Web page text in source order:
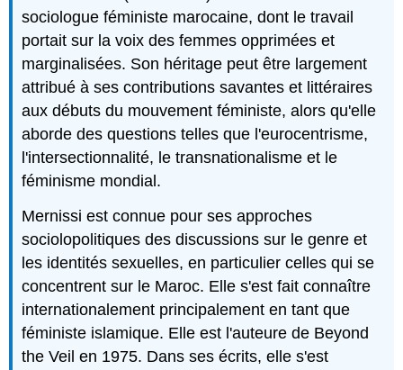
sociologue féministe marocaine, dont le travail
portait sur la voix des femmes opprimées et
marginalisées. Son héritage peut être largement
attribué à ses contributions savantes et littéraires
aux débuts du mouvement féministe, alors qu'elle
aborde des questions telles que l'eurocentrisme,
l'intersectionnalité, le transnationalisme et le
féminisme mondial.
Mernissi est connue pour ses approches
sociolopolitiques des discussions sur le genre et
les identités sexuelles, en particulier celles qui se
concentrent sur le Maroc. Elle s'est fait connaître
internationalement principalement en tant que
féministe islamique. Elle est l'auteure de Beyond
the Veil en 1975. Dans ses écrits, elle s'est